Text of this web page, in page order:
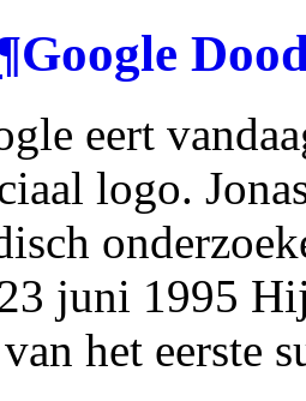
Google
eert
logo.
juni 1995
het eerste